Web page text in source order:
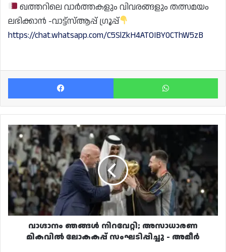
ഖത്തറിലെ വാർത്തകളും വിവരങ്ങളും തത്സമയം
ലഭിക്കാൻ -വാട്ട്സ്ആപ്പ് ഗ്രൂപ്പ്
https://chat.whatsapp.com/C5SlZkH4ATOIBY0CThW5zB
Facebook
വാഗ്ദാനം
ഞങ്ങൾ
നിറവേറ്റി;
അസാധാരണ
മികവിൽ
ലോകകപ്പ്
സംഘടിപ്പിച്ചു
അമീർ
വാഗ്ദാനം ഞങ്ങൾ നിറവേറ്റി; അസാധാരണ
മികവിൽ ലോകകപ്പ് സംഘടിപ്പിച്ചു - അമീർ